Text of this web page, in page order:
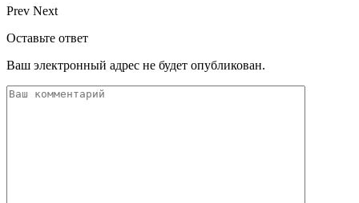
Prev Next
Оставьте ответ
Ваш электронный адрес не будет опубликован.